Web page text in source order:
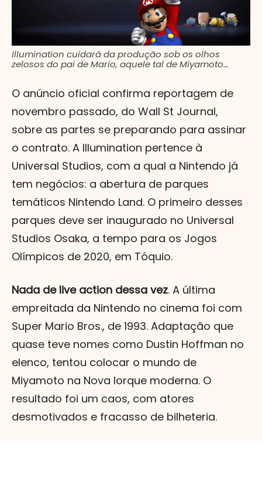
Illumination cuidará da produção sob os olhos
zelosos do pai de Mario, aquele tal de Miyamoto...
O anúncio oficial confirma reportagem de
novembro passado, do Wall St Journal,
sobre as partes se preparando para assinar
o contrato. A Illumination pertence à
Universal Studios, com a qual a Nintendo já
tem negócios: a abertura de parques
temáticos Nintendo Land. O primeiro desses
parques deve ser inaugurado no Universal
Studios Osaka, a tempo para os Jogos
Olímpicos de 2020, em Tóquio.
Nada de live action dessa vez. A última
empreitada da Nintendo no cinema foi com
Super Mario Bros., de 1993. Adaptação que
quase teve nomes como Dustin Hoffman no
elenco, tentou colocar o mundo de
Miyamoto na Nova Iorque moderna. O
resultado foi um caos, com atores
desmotivados e fracasso de bilheteria.